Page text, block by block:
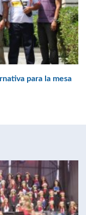
para la mesa